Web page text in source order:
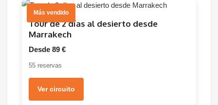
Más vendido
Tour de 2 días al desierto desde
Marrakech
Desde 89 €
55 reservas
Ver circuito